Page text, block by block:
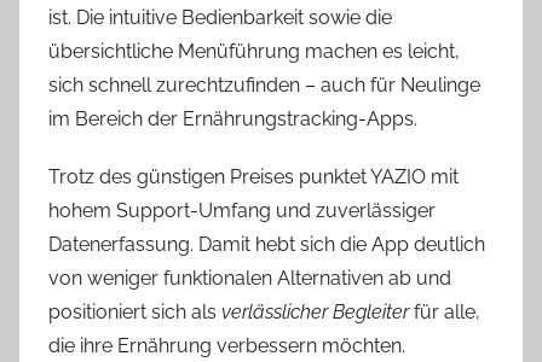
ist. Die intuitive Bedienbarkeit sowie die
übersichtliche Menüführung machen es leicht,
sich schnell zurechtzufinden – auch für Neulinge
im Bereich der Ernährungstracking-Apps.
Trotz des günstigen Preises punktet YAZIO mit
hohem Support-Umfang und zuverlässiger
Datenerfassung. Damit hebt sich die App deutlich
von weniger funktionalen Alternativen ab und
positioniert sich als verlässlicher Begleiterfür alle,
die ihre Ernährung verbessern möchten.